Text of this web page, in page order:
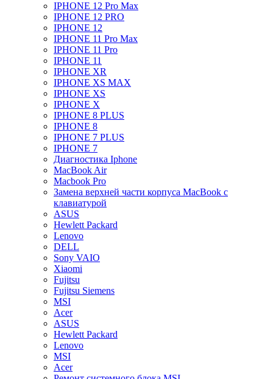
IPHONE 12 Pro Max
IPHONE 12 PRO
IPHONE 12
IPHONE 11 Pro Max
IPHONE 11 Pro
IPHONE 11
IPHONE XR
IPHONE XS MAX
IPHONE XS
IPHONE X
IPHONE 8 PLUS
IPHONE 8
IPHONE 7 PLUS
IPHONE 7
Диагностика Iphone
MacBook Air
Macbook Pro
Замена верхней части корпуса MacBook с
клавиатурой
ASUS
Hewlett Packard
Lenovo
DELL
Sony VAIO
Xiaomi
Fujitsu
Fujitsu Siemens
MSI
Acer
ASUS
Hewlett Packard
Lenovo
MSI
Acer